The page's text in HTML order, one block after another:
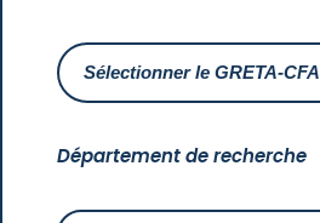
Département de recherche